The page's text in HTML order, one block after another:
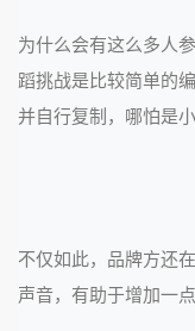
为什么会有这么多人
蹈挑战是比较简单的
并自行复制，哪怕是
不仅如此，品牌方还
声音，有助于增加一